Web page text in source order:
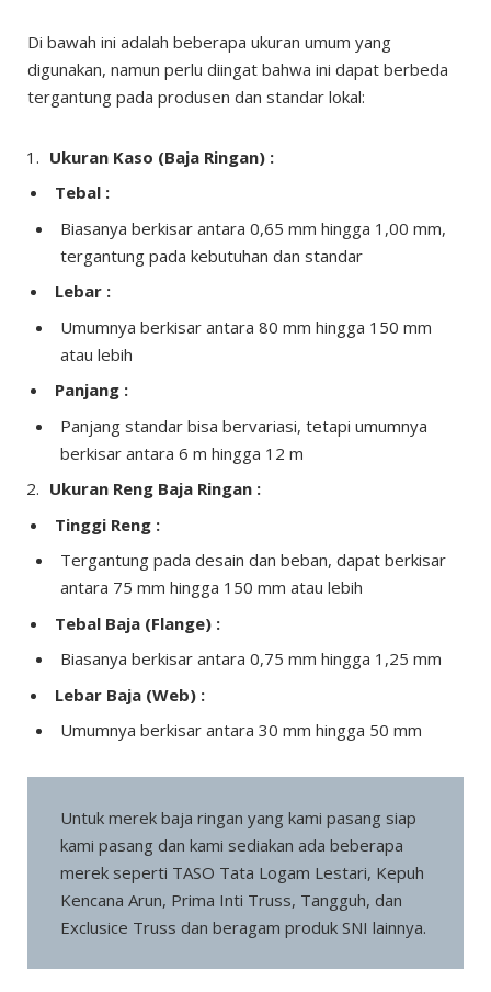
Di bawah ini adalah beberapa ukuran umum yang
digunakan, namun perlu diingat bahwa ini dapat berbeda
tergantung pada produsen dan standar lokal:
Ukuran Kaso (Baja Ringan) :
Tebal :
Biasanya berkisar antara 0,65 mm hingga 1,00 mm,
tergantung pada kebutuhan dan standar
Lebar :
Umumnya berkisar antara 80 mm hingga 150 mm
atau lebih
Panjang :
Panjang standar bisa bervariasi, tetapi umumnya
berkisar antara 6 m hingga 12 m
Ukuran Reng Baja Ringan :
Tinggi Reng :
Tergantung pada desain dan beban, dapat berkisar
antara 75 mm hingga 150 mm atau lebih
Tebal Baja (Flange) :
Biasanya berkisar antara 0,75 mm hingga 1,25 mm
Lebar Baja (Web) :
Umumnya berkisar antara 30 mm hingga 50 mm
Untuk merek baja ringan yang kami pasang siap
kami pasang dan kami sediakan ada beberapa
merek seperti TASO Tata Logam Lestari, Kepuh
Kencana Arun, Prima Inti Truss, Tangguh, dan
Exclusice Truss dan beragam produk SNI lainnya.